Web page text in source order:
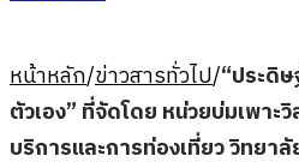
หน้าหลัก/ข่าวสารทั่วไป/“ประดิ
ตัวเอง” ที่จัดโดย หน่วยบ่มเพา
บริการและการท่องเที่ยว วิทยา